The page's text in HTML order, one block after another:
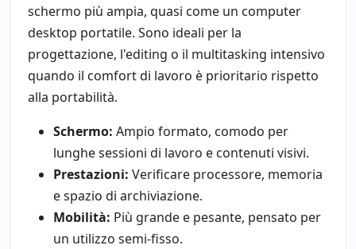
schermo più ampia, quasi come un computer
desktop portatile. Sono ideali per la
progettazione, l'editing o il multitasking intensivo
quando il comfort di lavoro è prioritario rispetto
alla portabilità.
Schermo: Ampio formato, comodo per
lunghe sessioni di lavoro e contenuti visivi.
Prestazioni: Verificare processore, memoria
e spazio di archiviazione.
Mobilità: Più grande e pesante, pensato per
un utilizzo semi-fisso.